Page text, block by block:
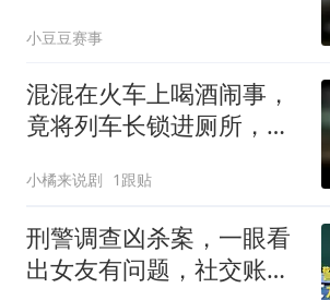
小豆豆赛事
混混在火车上喝酒闹事，
竟将列车长锁进厕所，下
他
小橘来说剧 1跟贴
刑警调查凶杀案，一眼看
出女友有问题，社交账号